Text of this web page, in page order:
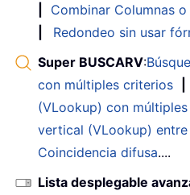
Combinar Columnas
Redondeo sin usar
Super BUSCARV:
con múltiples criterios
(VLookup) con
vertical (VLookup)
Coincidencia difusa....
Lista desplegable